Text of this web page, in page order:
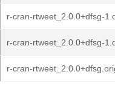
r-cran-rtweet_2.0.0+dfsg-
r-cran-rtweet_2.0.0+dfsg-
r-cran-